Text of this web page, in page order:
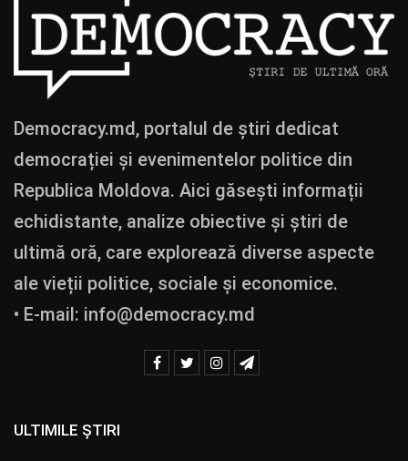
Democracy.md, portalul de știri dedicat
democrației și evenimentelor politice din
Republica Moldova. Aici găsești informații
echidistante, analize obiective și știri de
ultimă oră, care explorează diverse aspecte
ale vieții politice, sociale și economice.
• E-mail: info@democracy.md
ULTIMILE ȘTIRI